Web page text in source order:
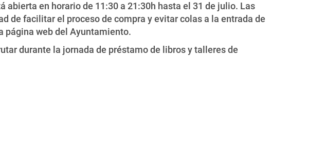
abierta en horario de 11:30 a 21:30h hasta el 31 de julio. Las
de facilitar el proceso de compra y evitar colas a la entrada de
página web del Ayuntamiento.
durante la jornada de préstamo de libros y talleres de